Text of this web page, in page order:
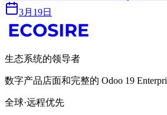
3月19日
生态系统的领导者
数字产品店面和完整的 Odoo 19
全球·远程优先